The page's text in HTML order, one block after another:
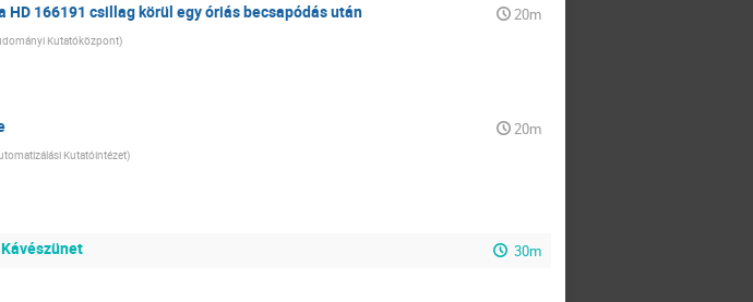
166191 csillag körül egy óriás becsapódás után
20m
Kutatóközpont)
20m
Kutatóintézet)
Kávészünet 30m